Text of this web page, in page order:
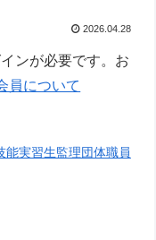
2026.04.28
ンが必要です。お
員について
能実習生監理団体職員